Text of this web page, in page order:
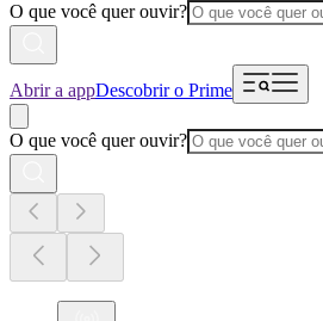
O que você quer ouvir?
Abrir a appDescobrir o Prime
O que você quer ouvir?